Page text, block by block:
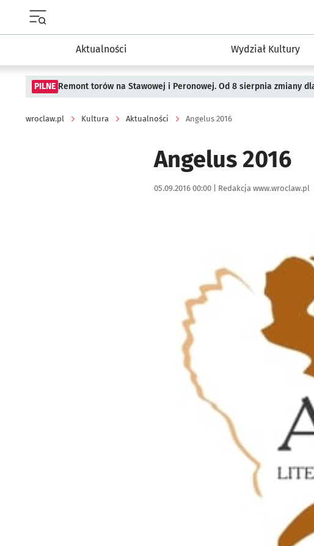
Aktualności Wydział Kultury
PILNE Remont torów na Stawowej i Peronowej. Od 8 sierpnia zmiany
wroclaw.pl Kultura Aktualności Angelus 2016
Angelus 2016
Data publikacji:
05.09.2016 00:00 | Autor:
Redakcja www.wroclaw.pl